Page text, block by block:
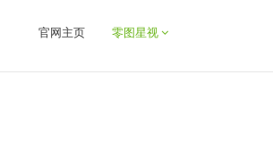
官网主页 零图星视